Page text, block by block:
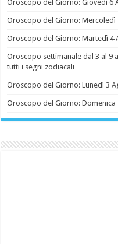
Oroscopo del Giorno: Giovedì 6
Oroscopo del Giorno: Mercoledì
Oroscopo del Giorno: Martedì 4
Oroscopo settimanale dal 3 al 9
tutti i segni zodiacali
Oroscopo del Giorno: Lunedì 3
Oroscopo del Giorno: Domenica